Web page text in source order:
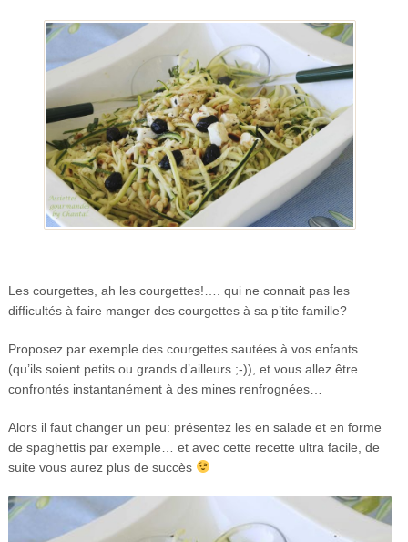
Les courgettes, ah les courgettes!…. qui ne connait pas les
difficultés à faire manger des courgettes à sa p’tite famille?
Proposez par exemple des courgettes sautées à vos enfants
(qu’ils soient petits ou grands d’ailleurs ;-)), et vous allez être
confrontés instantanément à des mines renfrognées…
Alors il faut changer un peu: présentez les en salade et en forme
de spaghettis par exemple… et avec cette recette ultra facile, de
suite vous aurez plus de succès